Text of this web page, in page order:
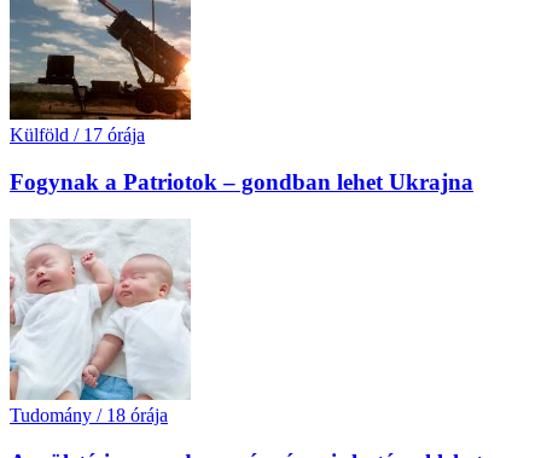
Külföld / 17 órája
Fogynak a Patriotok – gondban lehet Ukrajna
Tudomány / 18 órája